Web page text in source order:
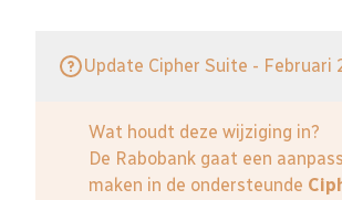
Update Cipher Suite - Februari
Wat houdt deze wijziging in?
De Rabobank gaat een
maken in de ondersteunde